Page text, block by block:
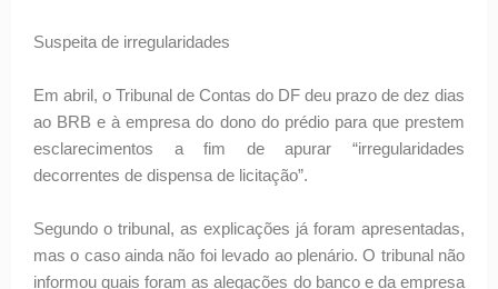
Suspeita de irregularidades
Em abril, o Tribunal de Contas do DF deu prazo de dez dias
ao BRB e à empresa do dono do prédio para que prestem
esclarecimentos a fim de apurar “irregularidades
decorrentes de dispensa de licitação”.
Segundo o tribunal, as explicações já foram apresentadas,
mas o caso ainda não foi levado ao plenário. O tribunal não
informou quais foram as alegações do banco e da empresa